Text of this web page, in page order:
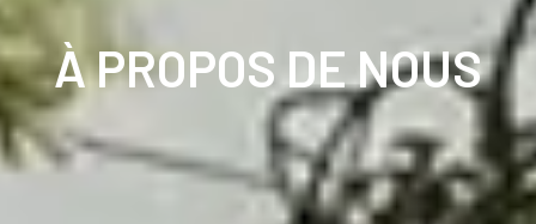
À PROPOS DE NOUS